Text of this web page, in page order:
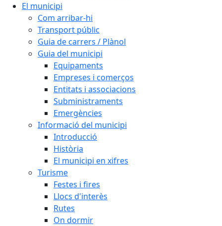
El municipi
Com arribar-hi
Transport públic
Guia de carrers / Plànol
Guia del municipi
Equipaments
Empreses i comerços
Entitats i associacions
Subministraments
Emergències
Informació del municipi
Introducció
Història
El municipi en xifres
Turisme
Festes i fires
Llocs d'interès
Rutes
On dormir